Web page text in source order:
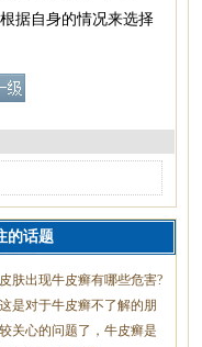
据自身的情况来选择
的话题
肤出现牛皮癣有哪些危害?
是对于牛皮癣不了解的朋
关心的问题了，牛皮癣是